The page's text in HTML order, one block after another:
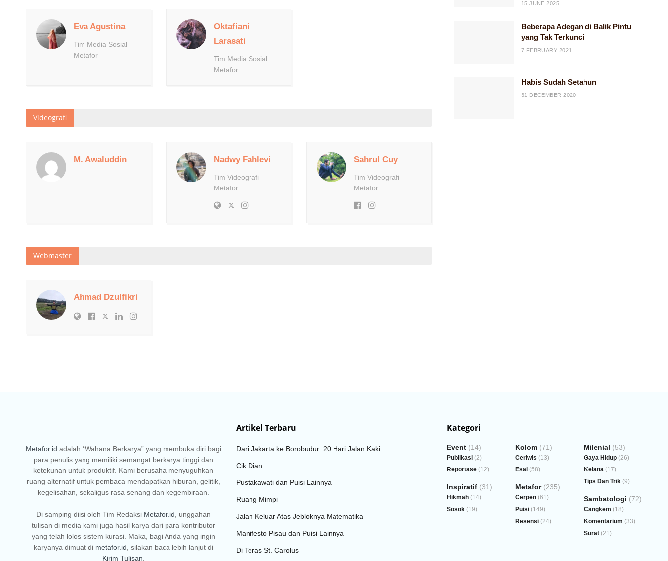
Eva Agustina
Tim Media Sosial
Metafor
Oktafiani
Larasati
Tim Media Sosial
Metafor
Videografi
M. Awaluddin Nadwy Fahlevi
Tim Videografi
Metafor
Sahrul Cuy
Tim Videografi
Metafor
Webmaster
Ahmad Dzulfikri
15 JUNE 2025
Beberapa Adegan di Balik Pintu
yang Tak Terkunci
7 FEBRUARY 2021
Habis Sudah Setahun
31 DECEMBER 2020
Metafor.id adalah “Wahana Berkarya” yang membuka diri bagi
para penulis yang memiliki semangat berkarya tinggi dan
ketekunan untuk produktif. Kami berusaha menyuguhkan
ruang alternatif untuk pembaca mendapatkan hiburan, gelitik,
kegelisahan, sekaligus rasa senang dan kegembiraan.
Di samping diisi oleh Tim Redaksi Metafor.id , unggahan
tulisan di media kami juga hasil karya dari para kontributor
yang telah lolos sistem kurasi. Maka, bagi Anda yang ingin
karyanya dimuat di metafor.id , silakan baca lebih lanjut di
Kirim Tulisan
Artikel Terbaru
Dari Jakarta ke Borobudur: 20 Hari Jalan Kaki
Cik Dian
Pustakawati dan Puisi Lainnya
Ruang Mimpi
Jalan Keluar Atas Jebloknya Matematika
Manifesto Pisau dan Puisi Lainnya
Di Teras St. Carolus
Kategori
Event(14)
Publikasi(2)
Reportase(12)
Inspiratif(31)
Hikmah(14)
Sosok(19)
Kolom(71)
Ceriwis (13)
Esai(58)
Metafor(235)
Cerpen(61)
Puisi(149)
Resensi(24)
Milenial (53)
Gaya Hidup(26)
Kelana(17)
Tips Dan Trik(9)
Sambatologi (72)
Cangkem (18)
Komentarium (33)
Surat(21)